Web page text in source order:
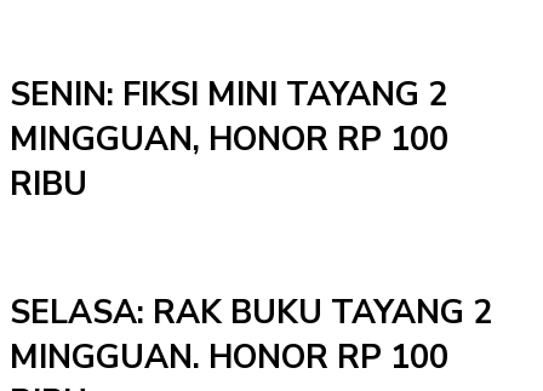
SENIN: FIKSI MINI TAYANG 2
MINGGUAN, HONOR RP 100
RIBU
SELASA: RAK BUKU TAYANG 2
MINGGUAN. HONOR RP 100